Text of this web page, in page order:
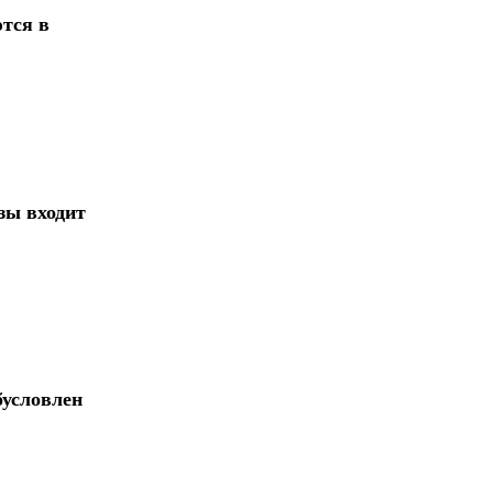
в
входит